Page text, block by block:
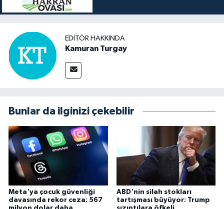
EDITÖR HAKKINDA
Kamuran Turgay
Bunlar da ilginizi çekebilir
Meta'ya çocuk güvenliği
davasında rekor ceza: 567
ABD'nin silah stokları
tartışması büyüyor: Trump